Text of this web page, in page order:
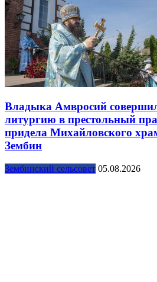
Владыка Амвросий
литургию в престольный
придела Михайловского
Зембин
Зембинский сельсовет 05.08.2026